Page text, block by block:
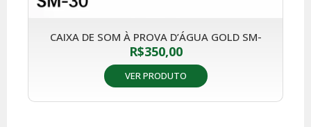
CAIXA DE SOM À PROVA D’ÁGUA GOLD SM-
R$350,00
VER PRODUTO